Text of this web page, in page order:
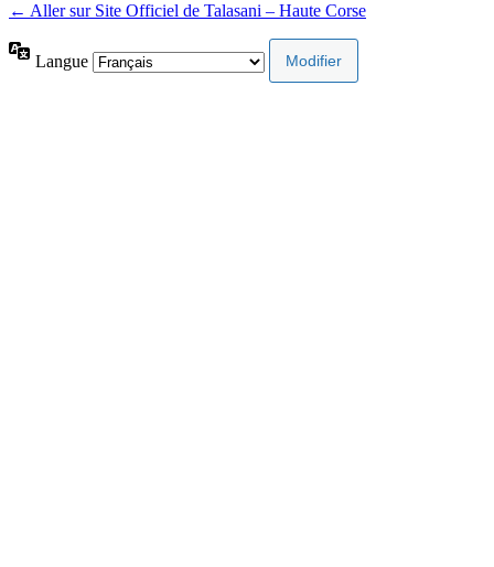
← Aller sur Site Officiel de Talasani – Haute Corse
Langue